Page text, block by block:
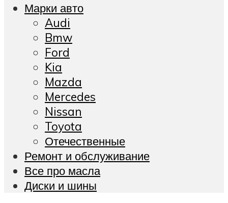
Марки авто
Audi
Bmw
Ford
Kia
Mazda
Mercedes
Nissan
Toyota
Отечественные
Ремонт и обслуживание
Все про масла
Диски и шины